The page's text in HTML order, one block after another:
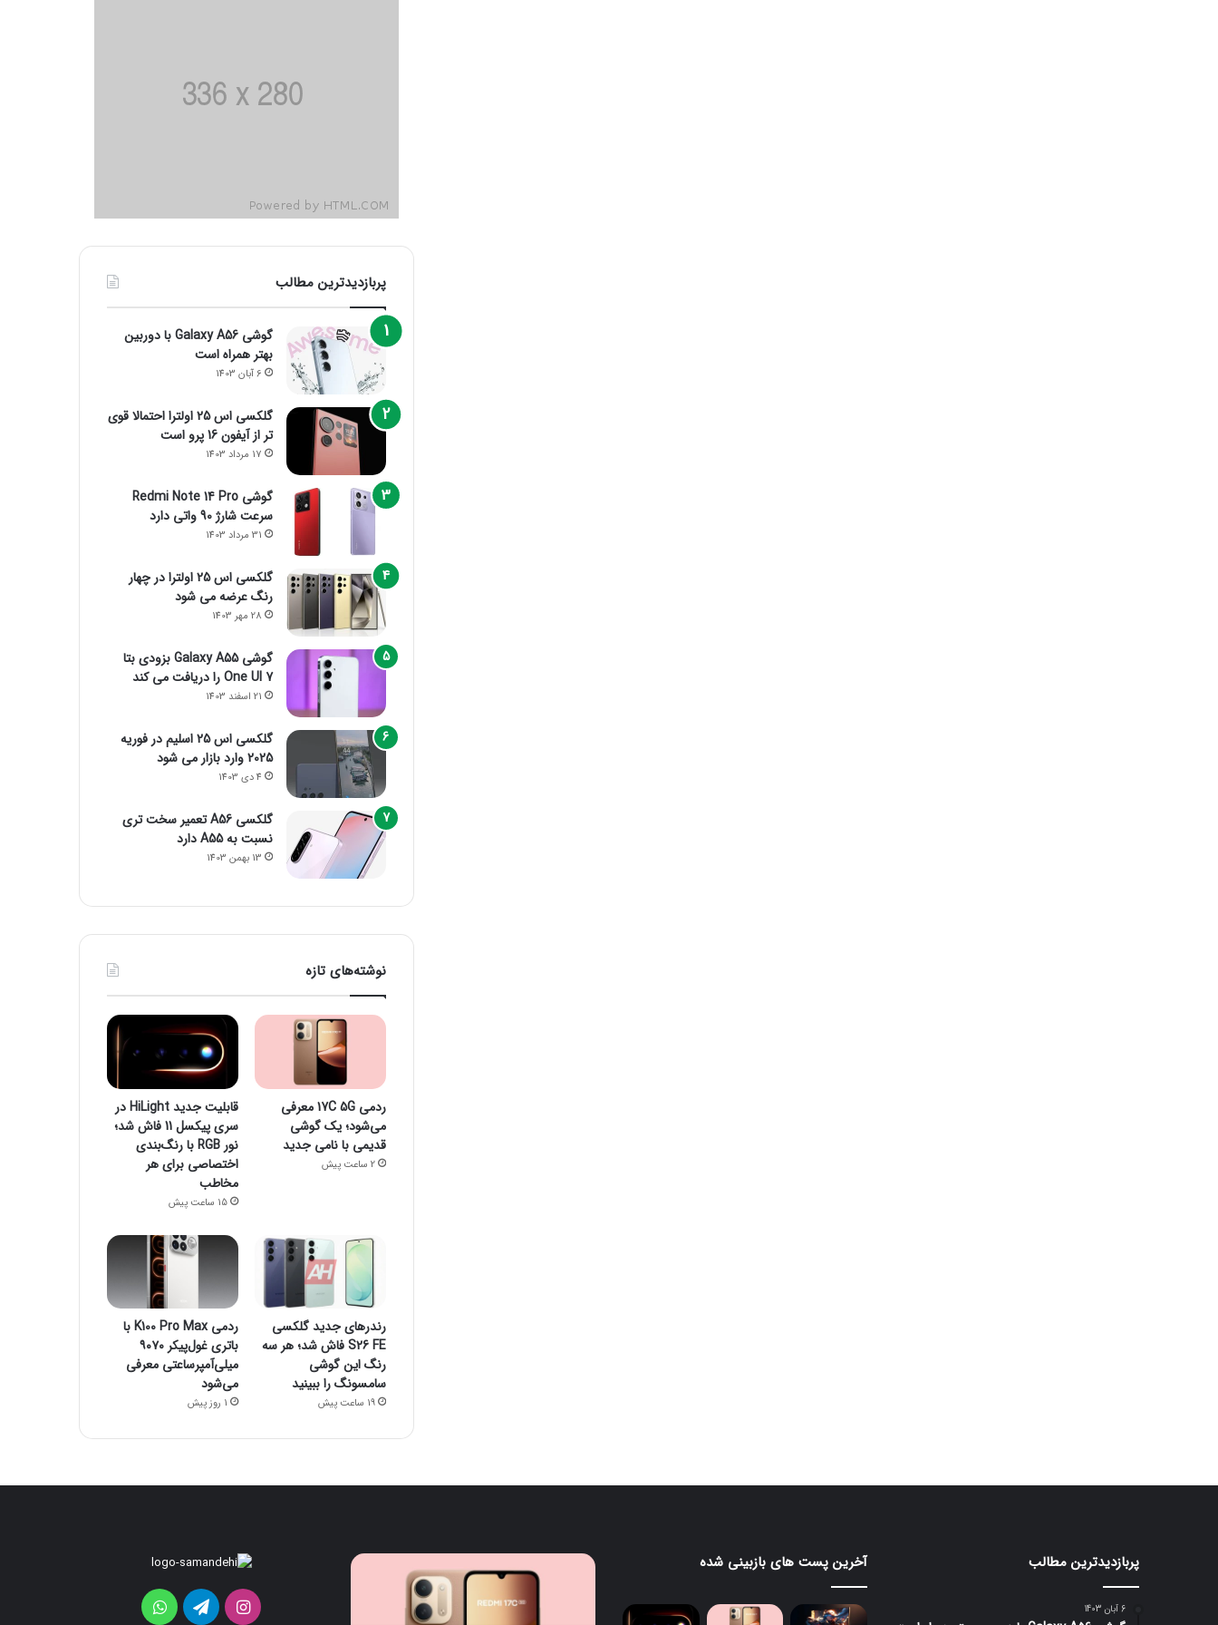
پربازدیدترین مطالب
گوشی Galaxy A56 با دوربین
بهتر همراه است
6 آبان 1403
گلکسی اس 25 اولترا احتمالا قوی
تر از آیفون 16 پرو است
17 مرداد 1403
گوشی Redmi Note 14 Pro
سرعت شارژ 90 واتی دارد
31 مرداد 1403
گلکسی اس 25 اولترا در چهار
رنگ عرضه می شود
28 مهر 1403
گوشی Galaxy A55 بزودی بتا
One UI 7 را دریافت می کند
21 اسفند 1403
گلکسی اس 25 اسلیم در فوریه
2025 وارد بازار می شود
4 دی 1403
گلکسی A56 تعمیر سخت تری
نسبت به A55 دارد
13 بهمن 1403
نوشته‌های تازه
ردمی 17C 5G معرفی
می‌شود؛ یک گوشی
قدیمی با نامی جدید
2 ساعت پیش
قابلیت جدید HiLight در
سری پیکسل 11 فاش شد؛
نور RGB با رنگ‌بندی
اختصاصی برای هر
مخاطب
15 ساعت پیش
رندرهای جدید گلکسی
S26 FE فاش شد؛ هر سه
رنگ این گوشی
سامسونگ را ببینید
19 ساعت پیش
ردمی K100 Pro Max با
باتری غول‌پیکر ۹۰۷۰
میلی‌آمپرساعتی معرفی
می‌شود
1 روز پیش
پربازدیدترین مطالب
6 آبان 1403
آخرین پست های بازبینی شده
ردمی
Max
مانیتور
گیمینگ
۲۴۰
هرتزی
ردمی
اینستاگرامتلگرام واتس